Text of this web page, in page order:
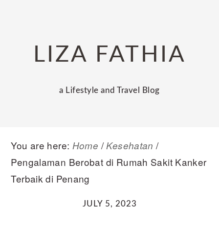
navigationLIZA FATHIA
a Lifestyle and Travel Blog
You are here: Home / Kesehatan /
Pengalaman Berobat di Rumah Sakit Kanker
Terbaik di Penang
JULY 5, 2023